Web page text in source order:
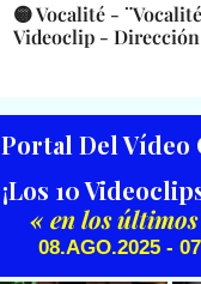
🟡 Vocalité -
Videoclip -
Portal Del Vídeo
¡Los 10
« en los
08.AGO.2025 -